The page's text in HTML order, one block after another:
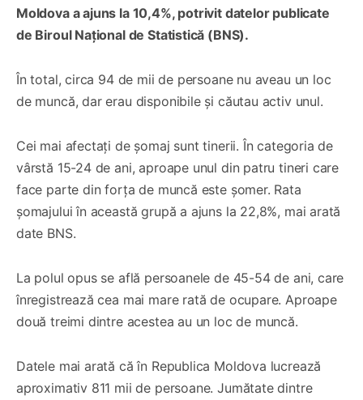
Moldova a ajuns la 10,4%, potrivit datelor publicate
de Biroul Național de Statistică (BNS).
În total, circa 94 de mii de persoane nu aveau un loc
de muncă, dar erau disponibile și căutau activ unul.
Cei mai afectați de șomaj sunt tinerii. În categoria de
vârstă 15-24 de ani, aproape unul din patru tineri care
face parte din forța de muncă este șomer. Rata
șomajului în această grupă a ajuns la 22,8%, mai arată
date BNS.
La polul opus se află persoanele de 45-54 de ani, care
înregistrează cea mai mare rată de ocupare. Aproape
două treimi dintre acestea au un loc de muncă.
Datele mai arată că în Republica Moldova lucrează
aproximativ 811 mii de persoane. Jumătate dintre